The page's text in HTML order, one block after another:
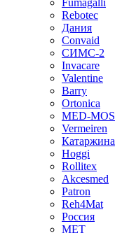
Fumagalli
Rebotec
Дания
Convaid
СИМС-2
Invacare
Valentine
Barry
Ortonica
MED-MOS
Vermeiren
Катаржина
Hoggi
Rollitex
Akcesmed
Patron
Reh4Mat
Россия
МЕТ